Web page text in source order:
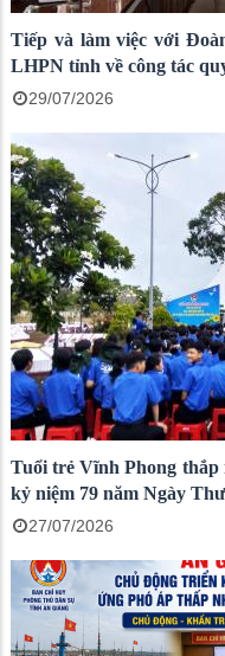
Tiếp và làm việc với
LHPN tỉnh về công tác
29/07/2026
Tuổi trẻ Vĩnh Phong thắp
kỷ niệm 79 năm Ngày
27/07/2026